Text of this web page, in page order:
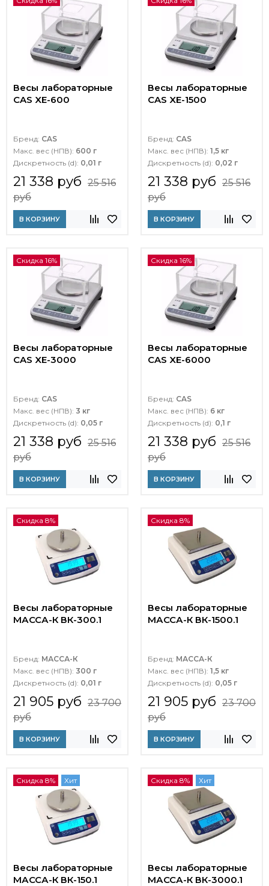
Весы лабораторные
CAS XE-600
Бренд: CAS
Макс. вес (НПВ): 600 г
Дискретность (d): 0,01 г
21 338 руб 25 516
руб
В КОРЗИНУ
Весы лабораторные
CAS XE-1500
Бренд: CAS
Макс. вес (НПВ): 1,5 кг
Дискретность (d): 0,02 г
21 338 руб 25 516
руб
В КОРЗИНУ
Скидка 16%
Весы лабораторные
CAS XE-3000
Бренд: CAS
Макс. вес (НПВ): 3 кг
Дискретность (d): 0,05 г
21 338 руб 25 516
руб
В КОРЗИНУ
Скидка 16%
Весы лабораторные
CAS XE-6000
Бренд: CAS
Макс. вес (НПВ): 6 кг
Дискретность (d): 0,1 г
21 338 руб 25 516
руб
В КОРЗИНУ
Скидка 8%
Весы лабораторные
МАССА-К ВК-300.1
Бренд: МАССА-К
Макс. вес (НПВ): 300 г
Дискретность (d): 0,01 г
21 905 руб 23 700
руб
В КОРЗИНУ
Скидка 8%
Весы лабораторные
МАССА-К ВК-1500.1
Бренд: МАССА-К
Макс. вес (НПВ): 1,5 кг
Дискретность (d): 0,05 г
21 905 руб 23 700
руб
В КОРЗИНУ
Скидка 8% Хит
Весы лабораторные
МАССА-К ВК-150.1
Скидка 8% Хит
Весы лабораторные
МАССА-К ВК-3000.1